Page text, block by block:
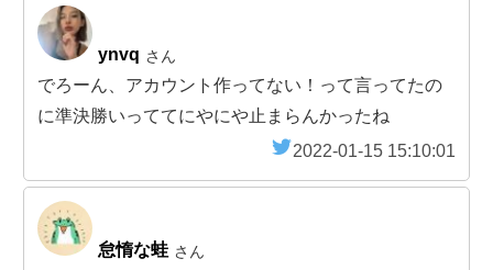
ynvq さん
でろーん、アカウント作ってない！って言ってたの
に準決勝いっててにやにや止まらんかったね
2022-01-15 15:10:01
怠惰な蛙 さん